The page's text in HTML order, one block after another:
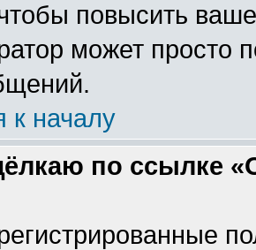
повысить
может просто
к началу
по ссылке